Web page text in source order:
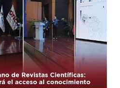
MIL
PRODUCTOS
DE
INVESTIGACIÓN
EN
EL
RECITVEN